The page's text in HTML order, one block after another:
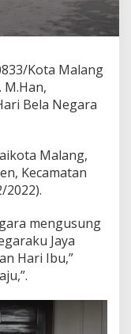
Kota Malang
M.Han,
Bela Negara
Malang,
Kecamatan
2022).
mengusung
Jaya
Hari Ibu,”